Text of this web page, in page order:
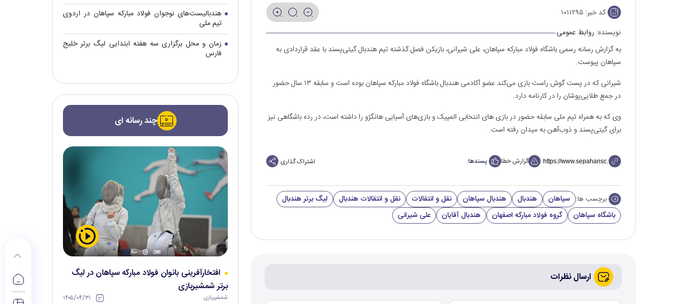
کد خبر: ۱۰۱۱۲۹۵
نویسنده: روابط عمومی
به گزارش رسانه رسمی باشگاه فولاد مبارکه سپاهان، علی شیرانی، بازیکن فصل گذشته تیم هندبال گیتی‌پسند با عقد قراردادی به
سپاهان پیوست.
شیرانی که در پست گوش راست بازی می‌کند عضو آکادمی هندبال باشگاه فولاد مبارکه سپاهان بوده است و سابقه ۱۳ سال حضور
در جمع طلایی‌‌پوشان را در کارنامه دارد.
وی که به همراه تیم ملی سابقه حضور در بازی های انتخابی المپیک و بازی‌های آسیایی هانگژو را داشته است، در رده باشگاهی نیز
برای گیتی‌‌پسند و ذوب‌آهن به میدان رفته است.
گزارش خطا پسندها: اشتراک گذاری
برچسب ها: سپاهان هندبال هندبال سپاهان نقل و انتقالات نقل و انتقالات هندبال
لیگ برتر هندبال
باشگاه سپاهان
گروه فولاد مبارکه اصفهان هندبال آقایان علی شیرانی
ارسال نظرات
هندبالیست‌های نوجوان فولاد مبارکه سپاهان در اردوی
تیم ملی
زمان و محل برگزاری سه هفته ابتدایی لیگ برتر خلیج
فارس
چند رسانه ای
افتخارآفرینی بانوان فولاد مبارکه سپاهان در لیگ
برتر شمشیربازی
شمشیربازی ۱۴۰۵/۰۴/۳۱